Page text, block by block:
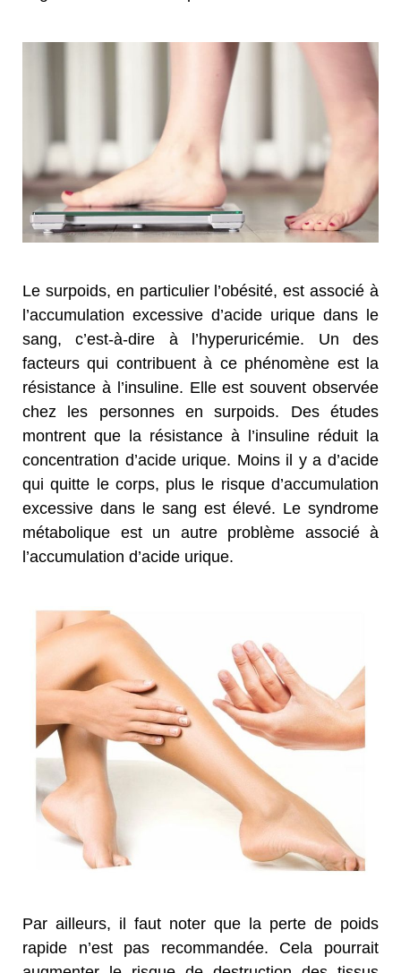
Le surpoids, en particulier l’obésité, est associé à
l’accumulation excessive d’acide urique dans le
sang, c’est-à-dire à l’hyperuricémie. Un des
facteurs qui contribuent à ce phénomène est la
résistance à l’insuline. Elle est souvent observée
chez les personnes en surpoids. Des études
montrent que la résistance à l’insuline réduit la
concentration d’acide urique. Moins il y a d’acide
qui quitte le corps, plus le risque d’accumulation
excessive dans le sang est élevé. Le syndrome
métabolique est un autre problème associé à
l’accumulation d’acide urique.
Par ailleurs, il faut noter que la perte de poids
rapide n’est pas recommandée. Cela pourrait